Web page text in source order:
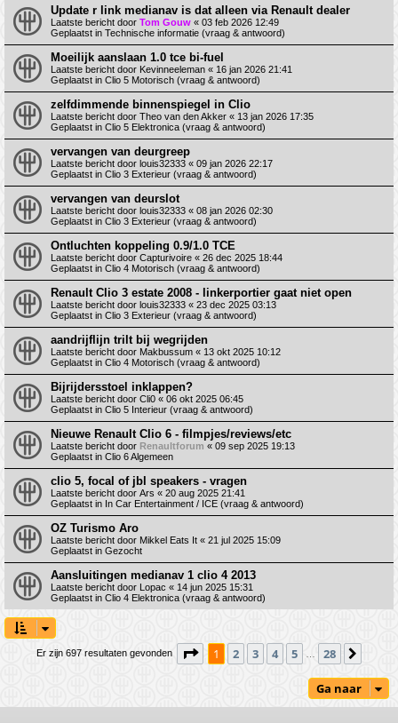
Update r link medianav is dat alleen via Renault dealer
Laatste bericht door Tom Gouw « 03 feb 2026 12:49
Geplaatst in Technische informatie (vraag & antwoord)
Moeilijk aanslaan 1.0 tce bi-fuel
Laatste bericht door Kevinneeleman « 16 jan 2026 21:41
Geplaatst in Clio 5 Motorisch (vraag & antwoord)
zelfdimmende binnenspiegel in Clio
Laatste bericht door Theo van den Akker « 13 jan 2026 17:35
Geplaatst in Clio 5 Elektronica (vraag & antwoord)
vervangen van deurgreep
Laatste bericht door louis32333 « 09 jan 2026 22:17
Geplaatst in Clio 3 Exterieur (vraag & antwoord)
vervangen van deurslot
Laatste bericht door louis32333 « 08 jan 2026 02:30
Geplaatst in Clio 3 Exterieur (vraag & antwoord)
Ontluchten koppeling 0.9/1.0 TCE
Laatste bericht door Capturivoire « 26 dec 2025 18:44
Geplaatst in Clio 4 Motorisch (vraag & antwoord)
Renault Clio 3 estate 2008 - linkerportier gaat niet open
Laatste bericht door louis32333 « 23 dec 2025 03:13
Geplaatst in Clio 3 Exterieur (vraag & antwoord)
aandrijflijn trilt bij wegrijden
Laatste bericht door Makbussum « 13 okt 2025 10:12
Geplaatst in Clio 4 Motorisch (vraag & antwoord)
Bijrijdersstoel inklappen?
Laatste bericht door Cli0 « 06 okt 2025 06:45
Geplaatst in Clio 5 Interieur (vraag & antwoord)
Nieuwe Renault Clio 6 - filmpjes/reviews/etc
Laatste bericht door Renaultforum « 09 sep 2025 19:13
Geplaatst in Clio 6 Algemeen
clio 5, focal of jbl speakers - vragen
Laatste bericht door Ars « 20 aug 2025 21:41
Geplaatst in In Car Entertainment / ICE (vraag & antwoord)
OZ Turismo Aro
Laatste bericht door Mikkel Eats It « 21 jul 2025 15:09
Geplaatst in Gezocht
Aansluitingen medianav 1 clio 4 2013
Laatste bericht door Lopac « 14 jun 2025 15:31
Geplaatst in Clio 4 Elektronica (vraag & antwoord)
Er zijn 697 resultaten gevonden Pagina van28
1 2 3 4 5 28
Ga naar